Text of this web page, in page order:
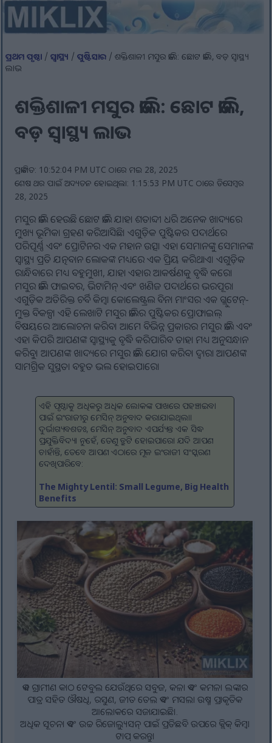
ପ୍ରଥମ ପୃଷ୍ଠା /ସ୍ୱାସ୍ଥ୍ୟ /ପୁଷ୍ଟିସାର / ଶକ୍ତିଶାଳୀ ମସୁର ଡାଲି: ଛୋଟ ଡାଲି, ବଡ଼ ସ୍ୱାସ୍ଥ୍ୟ
ଲାଭ
ଶକ୍ତିଶାଳୀ ମସୁର ଡାଲି: ଛୋଟ ଡାଲି,
ବଡ଼ ସ୍ୱାସ୍ଥ୍ୟ ଲାଭ
ପ୍ରକାଶିତ: 10:52:04 PM UTC ଠାରେ ମଇ 28, 2025
ଶେଷ ଥର ପାଇଁ ଅଦ୍ୟତନ ହୋଇଥିଲା: 1:15:53 PM UTC ଠାରେ ଡିସେମ୍ବର
28, 2025
ମସୁର ଡାଲି ହେଉଛି ଛୋଟ ଡାଲି ଯାହା ଶତାବ୍ଦୀ ଧରି ଅନେକ ଖାଦ୍ୟରେ
ମୁଖ୍ୟ ଭୂମିକା ଗ୍ରହଣ କରିଆସିଛି। ଏଗୁଡ଼ିକ ପୁଷ୍ଟିକର ପଦାର୍ଥରେ
ପରିପୂର୍ଣ୍ଣ ଏବଂ ପ୍ରୋଟିନର ଏକ ମହାନ ଉତ୍ସ। ଏହା ସେମାନଙ୍କୁ ସେମାନଙ୍କ
ସ୍ୱାସ୍ଥ୍ୟ ପ୍ରତି ଯତ୍ନବାନ ଲୋକଙ୍କ ମଧ୍ୟରେ ଏକ ପ୍ରିୟ କରିଥାଏ। ଏଗୁଡ଼ିକ
ରାନ୍ଧିବାରେ ମଧ୍ୟ ବହୁମୁଖୀ, ଯାହା ଏହାର ଆକର୍ଷଣକୁ ବୃଦ୍ଧି କରେ।
ମସୁର ଡାଲି ଫାଇବର, ଭିଟାମିନ୍ ଏବଂ ଖଣିଜ ପଦାର୍ଥରେ ଭରପୂର।
ଏଗୁଡ଼ିକ ଅତିରିକ୍ତ ଚର୍ବି କିମ୍ବା କୋଲେଷ୍ଟ୍ରଲ ବିନା ମାଂସର ଏକ ଗ୍ଲୁଟେନ୍-
ମୁକ୍ତ ବିକଳ୍ପ। ଏହି ଲେଖାଟି ମସୁର ଡାଲିର ପୁଷ୍ଟିକର ପ୍ରୋଫାଇଲ୍
ବିଷୟରେ ଆଲୋଚନା କରିବ। ଆମେ ବିଭିନ୍ନ ପ୍ରକାରର ମସୁର ଡାଲି ଏବଂ
ଏହା କିପରି ଆପଣଙ୍କ ସ୍ୱାସ୍ଥ୍ୟକୁ ବୃଦ୍ଧି କରିପାରିବ ତାହା ମଧ୍ୟ ଅନୁସନ୍ଧାନ
କରିବୁ। ଆପଣଙ୍କ ଖାଦ୍ୟରେ ମସୁର ଡାଲି ଯୋଗ କରିବା ଦ୍ୱାରା ଆପଣଙ୍କ
ସାମଗ୍ରିକ ସୁସ୍ଥତା ବହୁତ ଭଲ ହୋଇପାରେ।
ଏହି ପୃଷ୍ଠାକୁ ଅଧିକରୁ ଅଧିକ ଲୋକଙ୍କ ପାଖରେ ପହଞ୍ଚାଇବା
ପାଇଁ ଇଂରାଜୀରୁ ମେସିନ୍ ଅନୁବାଦ କରାଯାଇଥିଲା।
ଦୁର୍ଭାଗ୍ୟବଶତଃ, ମେସିନ୍ ଅନୁବାଦ ଏପର୍ଯ୍ୟନ୍ତ ଏକ ସିଦ୍ଧ
ପ୍ରଯୁକ୍ତିବିଦ୍ୟା ନୁହେଁ, ତେଣୁ ତ୍ରୁଟି ହୋଇପାରେ। ଯଦି ଆପଣ
ଚାହାଁନ୍ତି, ତେବେ ଆପଣ ଏଠାରେ ମୂଳ ଇଂରାଜୀ ସଂସ୍କରଣ
ଦେଖିପାରିବେ:
The Mighty Lentil: Small Legume, Big Health
Benefits
ଏକ ଗ୍ରାମୀଣ କାଠ ଟେବୁଲ ଯେଉଁଥିରେ ସବୁଜ, କଳା ଏବଂ କମଳା ଲଙ୍କାର
ପାତ୍ର ସହିତ ଔଷଧି, ରସୁଣ, ଜୀତ ତେଲ ଏବଂ ମସଲା ଉଷ୍ମ ପ୍ରାକୃତିକ
ଆଲୋକରେ ସଜାଯାଇଛି।.
ଅଧିକ ସୂଚନା ଏବଂ ଉଚ୍ଚ ରିଜୋଲ୍ୟୁସନ୍ ପାଇଁ ପ୍ରତିଛବି ଉପରେ କ୍ଲିକ୍ କିମ୍ବା
ଟାପ୍ କରନ୍ତୁ।